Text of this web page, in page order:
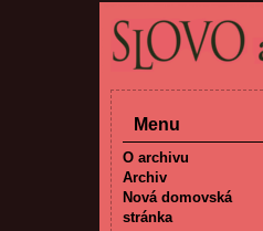
Menu
O archivu
Archiv
Nová domovská
stránka